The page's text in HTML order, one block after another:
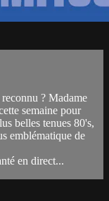
? Madame
semaine pour
belles tenues 80's,
emblématique de
en direct...